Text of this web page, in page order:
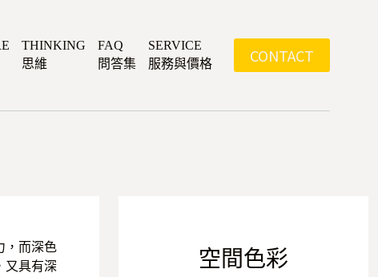
THINKING
思維
FAQ
問答集
SERVICE
服務與價格
CONTACT
，而深色
又具有深
空間色彩